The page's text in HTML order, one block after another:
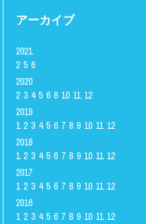
アーカイブ
2021
2 5 6
2020
2 3 4 5 6 8 10 11 12
2019
1 2 3 4 5 6 7 8 9 10 11 12
2018
1 2 3 4 5 6 7 8 9 10 11 12
2017
1 2 3 4 5 6 7 8 9 10 11 12
2016
1 2 3 4 5 6 7 8 9 10 11 12